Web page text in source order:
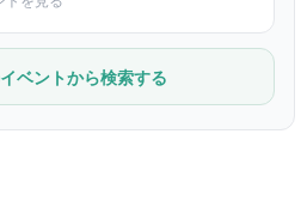
ベントから検索する